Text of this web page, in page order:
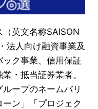
英文名称SAISON
法人向け融資事業及
ク事業、信用保証
・抵当証券業者。
ープのネームバリ
ン」「プロジェク